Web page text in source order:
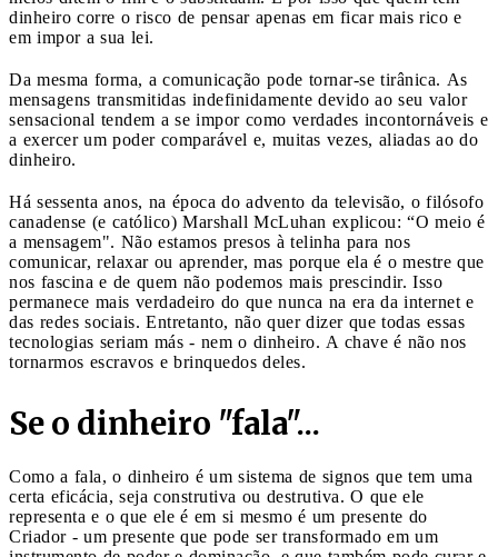
dinheiro corre o risco de pensar apenas em ficar mais rico e
em impor a sua lei.
Da mesma forma, a comunicação pode tornar-se tirânica. As
mensagens transmitidas indefinidamente devido ao seu valor
sensacional tendem a se impor como verdades incontornáveis e
a exercer um poder comparável e, muitas vezes, aliadas ao do
dinheiro.
Há sessenta anos, na época do advento da televisão, o filósofo
canadense (e católico) Marshall McLuhan explicou: “O meio é
a mensagem". Não estamos presos à telinha para nos
comunicar, relaxar ou aprender, mas porque ela é o mestre que
nos fascina e de quem não podemos mais prescindir. Isso
permanece mais verdadeiro do que nunca na era da internet e
das redes sociais. Entretanto, não quer dizer que todas essas
tecnologias seriam más - nem o dinheiro. A chave é não nos
tornarmos escravos e brinquedos deles.
Se o dinheiro "fala"...
Como a fala, o dinheiro é um sistema de signos que tem uma
certa eficácia, seja construtiva ou destrutiva. O que ele
representa e o que ele é em si mesmo é um presente do
Criador - um presente que pode ser transformado em um